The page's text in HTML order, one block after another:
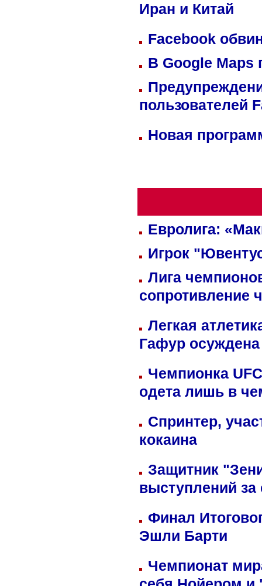
Иран и Китай
Facebook
В Google Maps
пользователей
Новая
Евролига:
Игрок
Лига
сопротивление
Легкая
Гафур осуждена
Чемпионка
одета лишь в
Спринтер,
кокаина
Защитник
выступлений
Финал
Эшли Барти
Чемпионат